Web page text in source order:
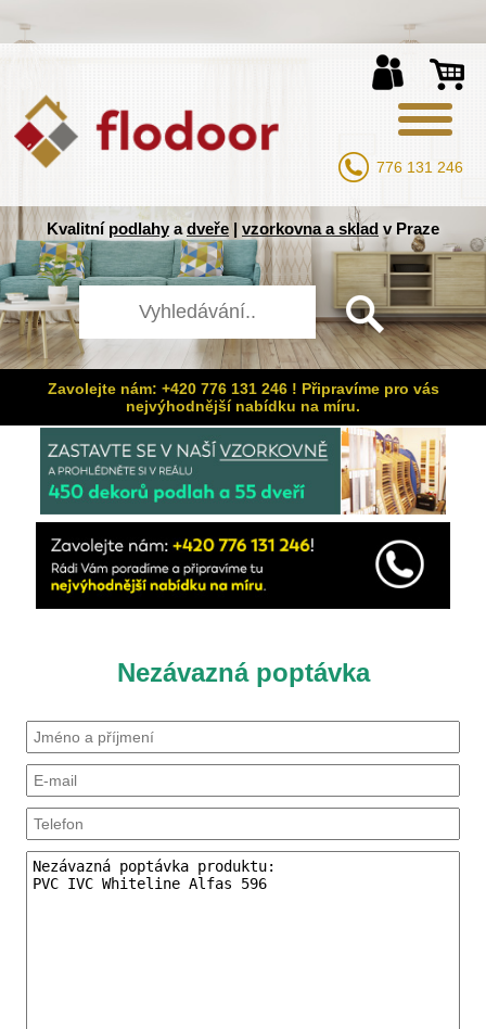
776 131 246
Kvalitní podlahyadveře| vzorkovna a sklad v Praze
Zavolejte nám: +420 776 131 246 ! Připravíme pro vás
nejvýhodnější nabídku na míru.
Nezávazná poptávka